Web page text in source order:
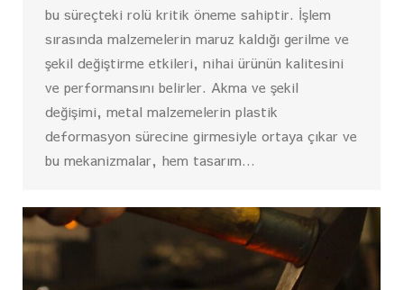
bu süreçteki rolü kritik öneme sahiptir. İşlem
sırasında malzemelerin maruz kaldığı gerilme ve
şekil değiştirme etkileri, nihai ürünün kalitesini
ve performansını belirler. Akma ve şekil
değişimi, metal malzemelerin plastik
deformasyon sürecine girmesiyle ortaya çıkar ve
bu mekanizmalar, hem tasarım…